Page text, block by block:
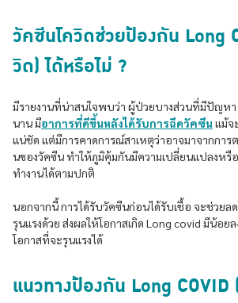
วัคซีนโควิดช่วยป้องกัน Long
วิด) ได้หรือไม่ ?
มีรายงานที่น่าสนใจพบว่า ผู้ป่วยบางส่วนที่มีปัญหา
นาน มีอาการที่ดีขึ้นหลังได้รับการฉีดวัคซีนแม้จ
แน่ชัด แต่มีการคาดการณ์สาเหตุว่าอาจมาจากกา
นของวัคซีน ทำให้ภูมิคุ้มกันมีความเปลี่ยนแปลงหรื
ทำงานได้ตามปกติ
นอกจากนี้ การได้รับวัคซีนก่อนได้รับเชื้อ จะช่วยล
รุนแรงด้วย ส่งผลให้โอกาสเกิด Long covid มีน้อย
โอกาสที่จะรุนแรงได้
แนวทางป้องกัน Long COVID